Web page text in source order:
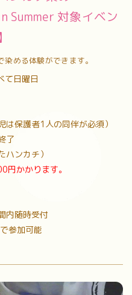
Summer 対象イベン
める体験ができます。
て日曜日
保護者1人の同伴が必須）
了
ンカチ）
かかります。
内随時受付
参加可能